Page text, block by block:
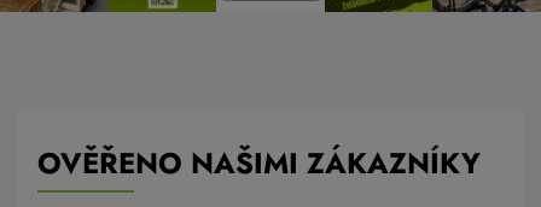
OVĚŘENO NAŠIMI ZÁKAZNÍKY